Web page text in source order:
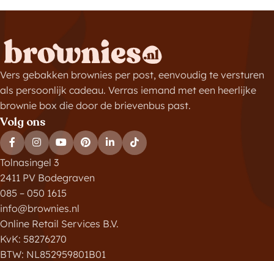
Vers gebakken brownies per post, eenvoudig te versturen
als persoonlijk cadeau. Verras iemand met een heerlijke
brownie box die door de brievenbus past.
Volg ons
Tolnasingel 3
2411 PV Bodegraven
085 – 050 1615
info@brownies.nl
Online Retail Services B.V.
KvK: 58276270
BTW: NL852959801B01